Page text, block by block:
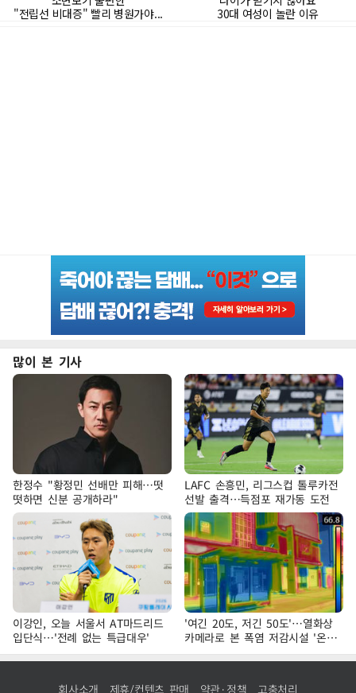
많이 본 기사
한정수 "황정민 선배만 피해…떳
떳하면 신분 공개하라"
LAFC 손흥민, 리그스컵 톨루카전
선발 출격…득점포 재가동 도전
이강인, 오늘 서울서 AT마드리드
입단식…'전례 없는 특급대우'
'여긴 20도, 저긴 50도'…열화상
카메라로 본 폭염 저감시설 '온도
차'
회사소개 제휴/컨텐츠 판매 약관·정책 고충처리